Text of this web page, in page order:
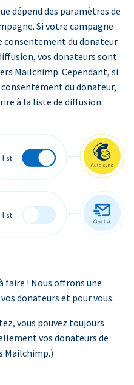
dépend des paramètres de
Si votre campagne
consentement du donateur
vos donateurs sont
Mailchimp. Cependant, si
du donateur,
à la liste de diffusion.
faire ! Nous offrons une
donateurs et pour vous.
vous pouvez toujours
vos donateurs de
Mailchimp.)